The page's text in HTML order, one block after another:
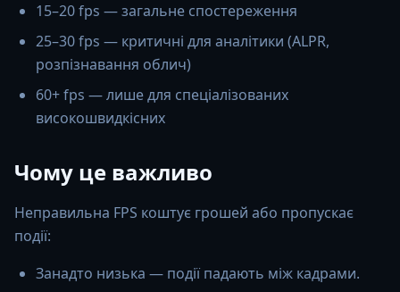
15–20 fps — загальне спостереження
25–30 fps — критичні для аналітики (ALPR,
розпізнавання облич)
60+ fps — лише для спеціалізованих
високошвидкісних
Чому це важливо
Неправильна FPS коштує грошей або пропускає
події:
Занадто низька — події падають між кадрами.